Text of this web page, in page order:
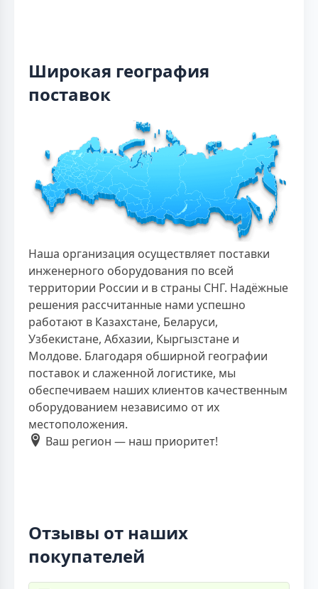
Широкая география
поставок
Наша организация осуществляет поставки
инженерного оборудования по всей
территории России и в страны СНГ. Надёжные
решения рассчитанные нами успешно
работают в Казахстане, Беларуси,
Узбекистане, Абхазии, Кыргызстане и
Молдове. Благодаря обширной географии
поставок и слаженной логистике, мы
обеспечиваем наших клиентов качественным
оборудованием независимо от их
местоположения.
Ваш регион — наш приоритет!
Отзывы от наших
покупателей